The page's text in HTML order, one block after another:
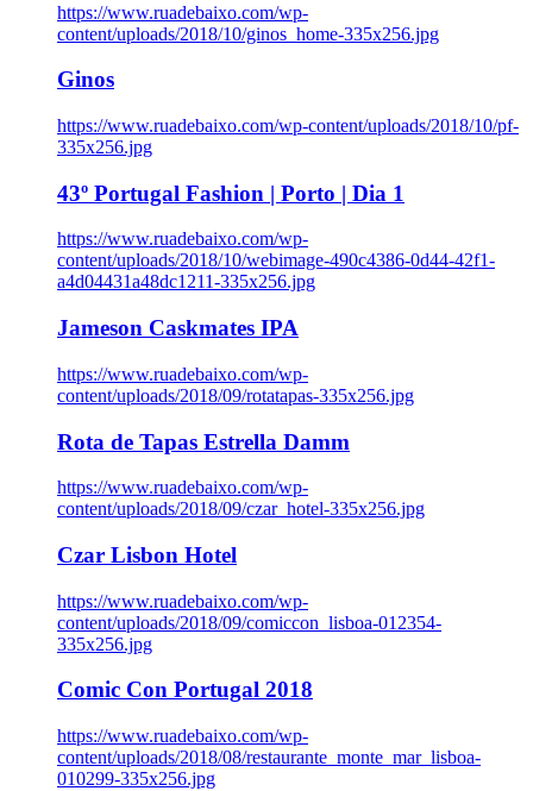
https://www.ruadebaixo.com/wp-
content/uploads/2018/10/ginos_home-335x256.jpg
Ginos
https://www.ruadebaixo.com/wp-content/uploads/2018/10/pf-
335x256.jpg
43º Portugal Fashion | Porto | Dia 1
https://www.ruadebaixo.com/wp-
content/uploads/2018/10/webimage-490c4386-0d44-42f1-
a4d04431a48dc1211-335x256.jpg
Jameson Caskmates IPA
https://www.ruadebaixo.com/wp-
content/uploads/2018/09/rotatapas-335x256.jpg
Rota de Tapas Estrella Damm
https://www.ruadebaixo.com/wp-
content/uploads/2018/09/czar_hotel-335x256.jpg
Czar Lisbon Hotel
https://www.ruadebaixo.com/wp-
content/uploads/2018/09/comiccon_lisboa-012354-
335x256.jpg
Comic Con Portugal 2018
https://www.ruadebaixo.com/wp-
content/uploads/2018/08/restaurante_monte_mar_lisboa-
010299-335x256.jpg